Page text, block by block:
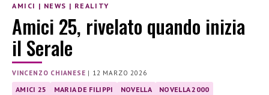
AMICI | NEWS | REALITY
Amici 25, rivelato quando inizia
il Serale
VINCENZO CHIANESE | 12 MARZO 2026
AMICI 25 MARIA DE FILIPPI NOVELLA
NOVELLA 2000